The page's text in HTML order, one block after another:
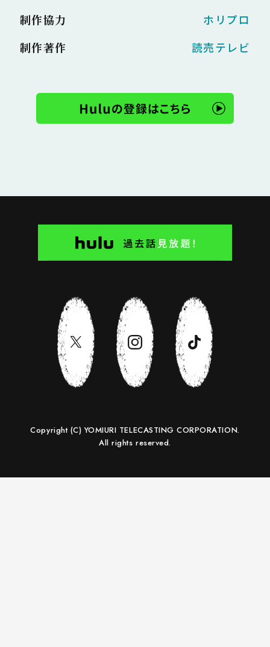
制作協力
ホリプロ
制作著作
読売テレビ
Copyright (C) YOMIURI TELECASTING CORPORATION.
All rights reserved.